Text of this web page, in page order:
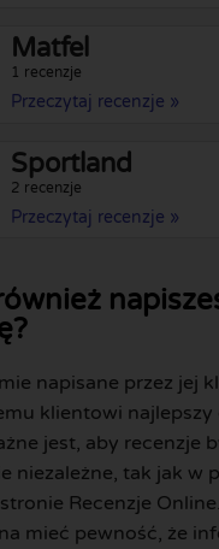
Matfel
1 recenzje
Przeczytaj recenzje »
Sportland
2 recenzje
Przeczytaj recenzje »
napisane przez jej
klientowi najlepszy
jest, aby recenzje
niezależne, tak jak w
Recenzje
mieć pewność, że